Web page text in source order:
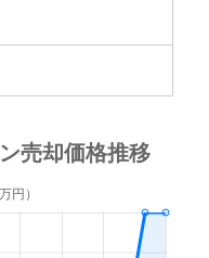
環状通東
環状通東